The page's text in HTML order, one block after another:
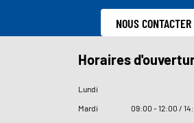
NOUS CONTACTER
Horaires
Lundi
Mardi
09:00 - 12:00 / 14: